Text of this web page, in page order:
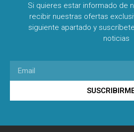
Si quieres estar informado de
recibir nuestras ofertas
siguiente apartado y
noticias